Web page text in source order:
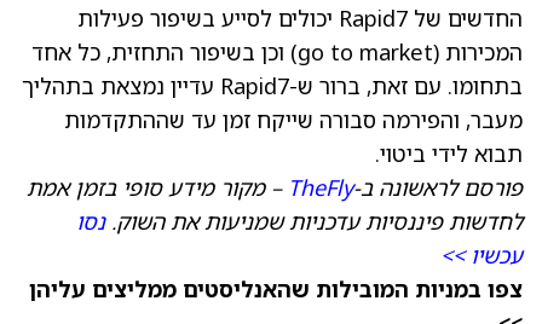
החדשים של Rapid7 יכולים לסייע בשיפור פעילות
המכירות (go to market) וכן בשיפור התחזית, כל אחד
בתחומו. עם זאת, ברור ש-Rapid7 עדיין נמצאת בתהליך
מעבר, והפירמה סבורה שייקח זמן עד שההתקדמות
תבוא לידי ביטוי.
פורסם לראשונה ב-TheFly – מקור מידע סופי בזמן אמת
לחדשות פיננסיות עדכניות שמניעות את השוק.נסו
עכשיו >>
צפו במניות המובילות שהאנליסטים ממליצים עליהן